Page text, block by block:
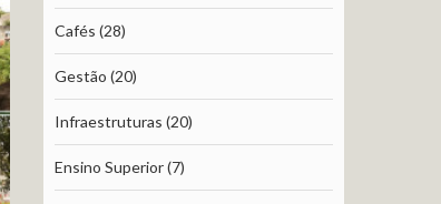
Cafés (28)
Gestão (20)
Infraestruturas (20)
Ensino Superior(7)